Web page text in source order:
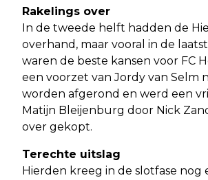
Rakelings over
In de tweede helft hadden de
overhand, maar vooral in de
waren de beste kansen voor FC
een voorzet van Jordy van Selm
worden afgerond en werd een
Matijn Bleijenburg door Nick
over gekopt.
Terechte uitslag
Hierden kreeg in de slotfase nog